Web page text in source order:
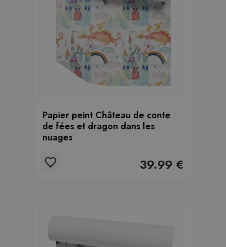
Papier peint Château de conte
de fées et dragon dans les
nuages
39.99 €